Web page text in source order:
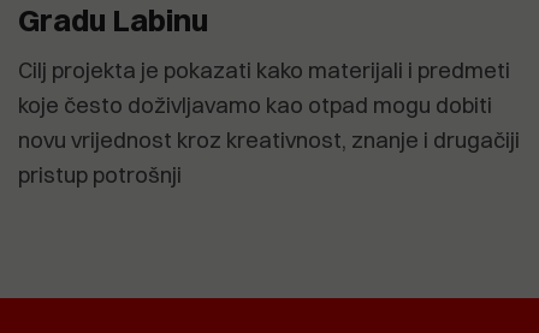
Gradu Labinu
Cilj projekta je pokazati kako materijali i predmeti
koje često doživljavamo kao otpad mogu dobiti
novu vrijednost kroz kreativnost, znanje i drugačiji
pristup potrošnji